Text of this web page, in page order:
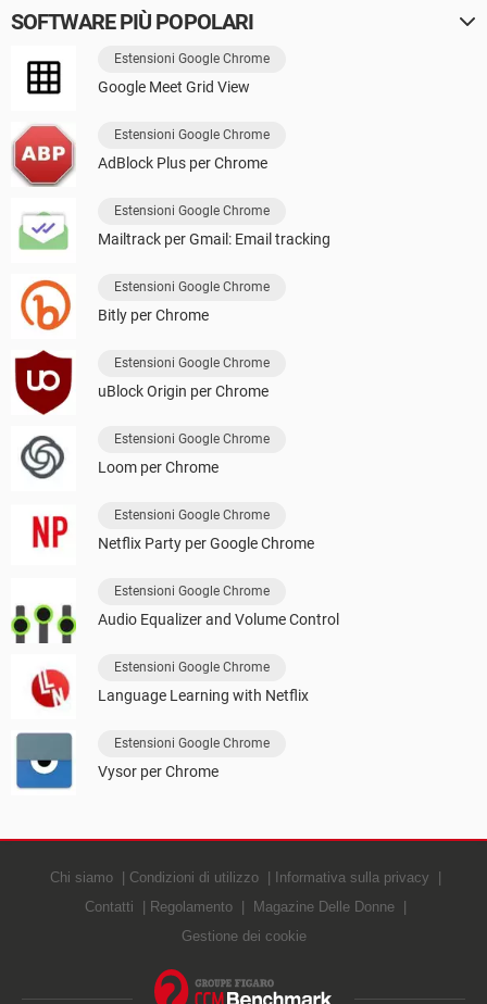
SOFTWARE PIÙ POPOLARI
Estensioni Google Chrome
Google Meet Grid View
Estensioni Google Chrome
AdBlock Plus per Chrome
Estensioni Google Chrome
Mailtrack per Gmail: Email tracking
Estensioni Google Chrome
Bitly per Chrome
Estensioni Google Chrome
uBlock Origin per Chrome
Estensioni Google Chrome
Loom per Chrome
Estensioni Google Chrome
Netflix Party per Google Chrome
Estensioni Google Chrome
Audio Equalizer and Volume Control
Estensioni Google Chrome
Language Learning with Netflix
Estensioni Google Chrome
Vysor per Chrome
Chi siamo Condizioni di utilizzo
Informativa sulla privacy
Contatti
Regolamento
Magazine Delle Donne
Gestione dei cookie